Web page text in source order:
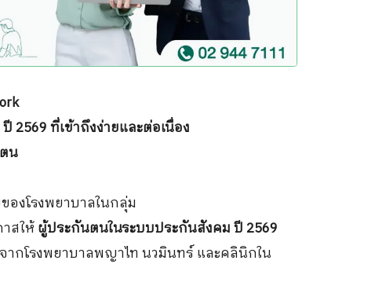
ที่เข้าถึงง่ายและต่อเนื่อง
น
องโรงพยาบาลในกลุ่ม
สให้ผู้ประกันตนในระบบประกันสังคม ปี 2569
กโรงพยาบาลพญาไท นวมินทร์ และคลินิกใน